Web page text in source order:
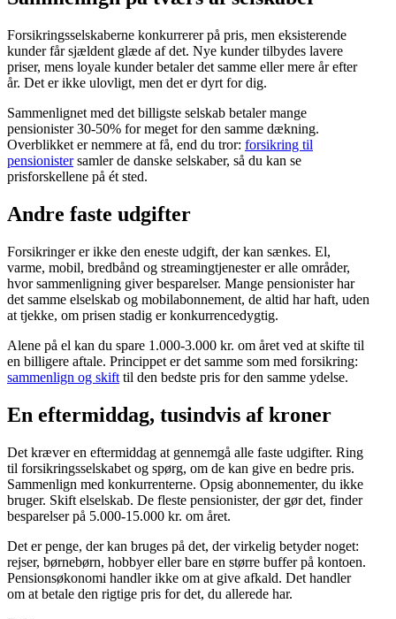
Forsikringsselskaberne konkurrerer på pris, men eksisterende
kunder får sjældent glæde af det. Nye kunder tilbydes lavere
priser, mens loyale kunder betaler det samme eller mere år efter
år. Det er ikke ulovligt, men det er dyrt for dig.
Sammenlignet med det billigste selskab betaler mange
pensionister 30-50% for meget for den samme dækning.
Overblikket er nemmere at få, end du tror: forsikring til
pensionistersamler de danske selskaber, så du kan se
prisforskellene på ét sted.
Andre faste udgifter
Forsikringer er ikke den eneste udgift, der kan sænkes. El,
varme, mobil, bredbånd og streamingtjenester er alle områder,
hvor sammenligning giver besparelser. Mange pensionister har
det samme elselskab og mobilabonnement, de altid har haft, uden
at tjekke, om prisen stadig er konkurrencedygtig.
Alene på el kan du spare 1.000-3.000 kr. om året ved at skifte til
en billigere aftale. Princippet er det samme som med forsikring:
sammenlign og skift til den bedste pris for den samme ydelse.
En eftermiddag, tusindvis af kroner
Det kræver en eftermiddag at gennemgå alle faste udgifter. Ring
til forsikringsselskabet og spørg, om de kan give en bedre pris.
Sammenlign med konkurrenterne. Opsig abonnementer, du ikke
bruger. Skift elselskab. De fleste pensionister, der gør det, finder
besparelser på 5.000-15.000 kr. om året.
Det er penge, der kan bruges på det, der virkelig betyder noget:
rejser, børnebørn, hobbyer eller bare en større buffer på kontoen.
Pensionsøkonomi handler ikke om at give afkald. Det handler
om at betale den rigtige pris for det, du allerede har.